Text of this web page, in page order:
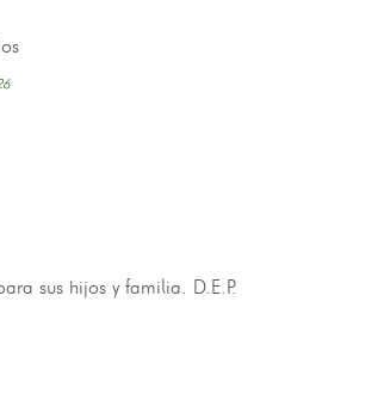
sus hijos y familia. D.E.P.